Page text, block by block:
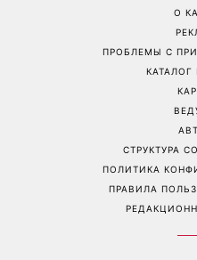
сочетание солнечного
затмения, Персеиды и